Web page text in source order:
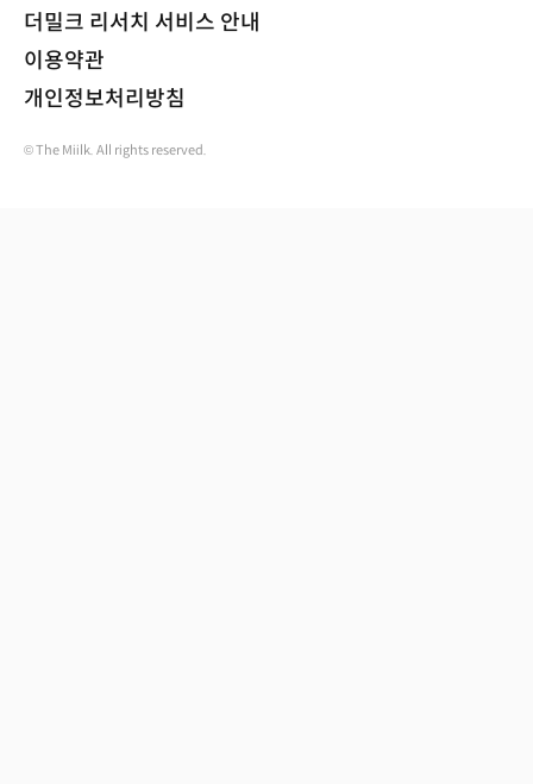
더밀크 리서치 서비스 안내
이용약관
개인정보처리방침
© The Miilk. All rights reserved.